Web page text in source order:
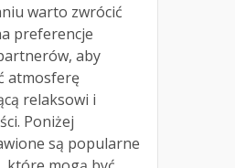
warto zwrócić
preferencje
aby
atmosferę
relaksowi i
Poniżej
są popularne